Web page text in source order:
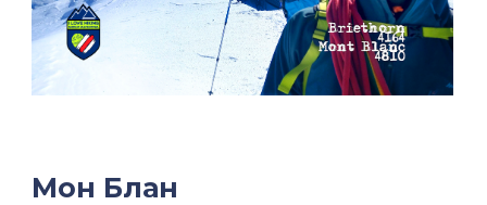
Мон Блан